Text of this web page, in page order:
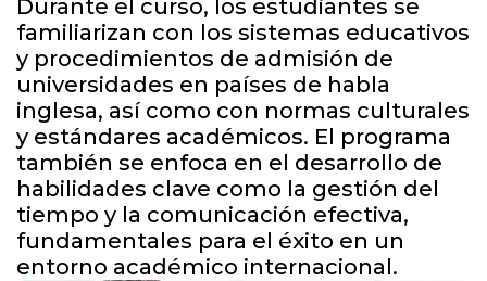
Durante el curso, los estudiantes se
familiarizan con los sistemas educativos
y procedimientos de admisión de
universidades en países de habla
inglesa, así como con normas culturales
y estándares académicos. El programa
también se enfoca en el desarrollo de
habilidades clave como la gestión del
tiempo y la comunicación efectiva,
fundamentales para el éxito en un
entorno académico internacional.